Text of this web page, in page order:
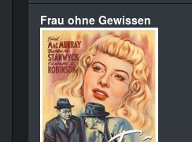
Frau ohne Gewissen